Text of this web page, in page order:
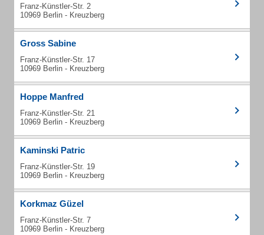
Franz-Künstler-Str. 2
10969 Berlin - Kreuzberg
Gross Sabine
Franz-Künstler-Str. 17
10969 Berlin - Kreuzberg
Hoppe Manfred
Franz-Künstler-Str. 21
10969 Berlin - Kreuzberg
Kaminski Patric
Franz-Künstler-Str. 19
10969 Berlin - Kreuzberg
Korkmaz Güzel
Franz-Künstler-Str. 7
10969 Berlin - Kreuzberg